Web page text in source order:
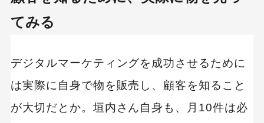
てみる
デジタルマーケティングを成功させるために
は実際に自身で物を販売し、顧客を知ること
が大切だとか。垣内さん自身も、月10件は必